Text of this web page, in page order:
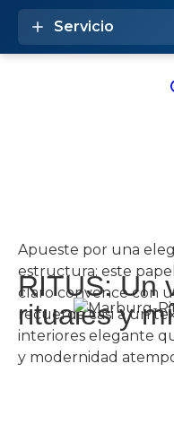
Servicio
RITUS: Un
rituales y
Apueste por una
estructura: este
claro convence con
recuerda casi a un
interiores elegante
y modernidad